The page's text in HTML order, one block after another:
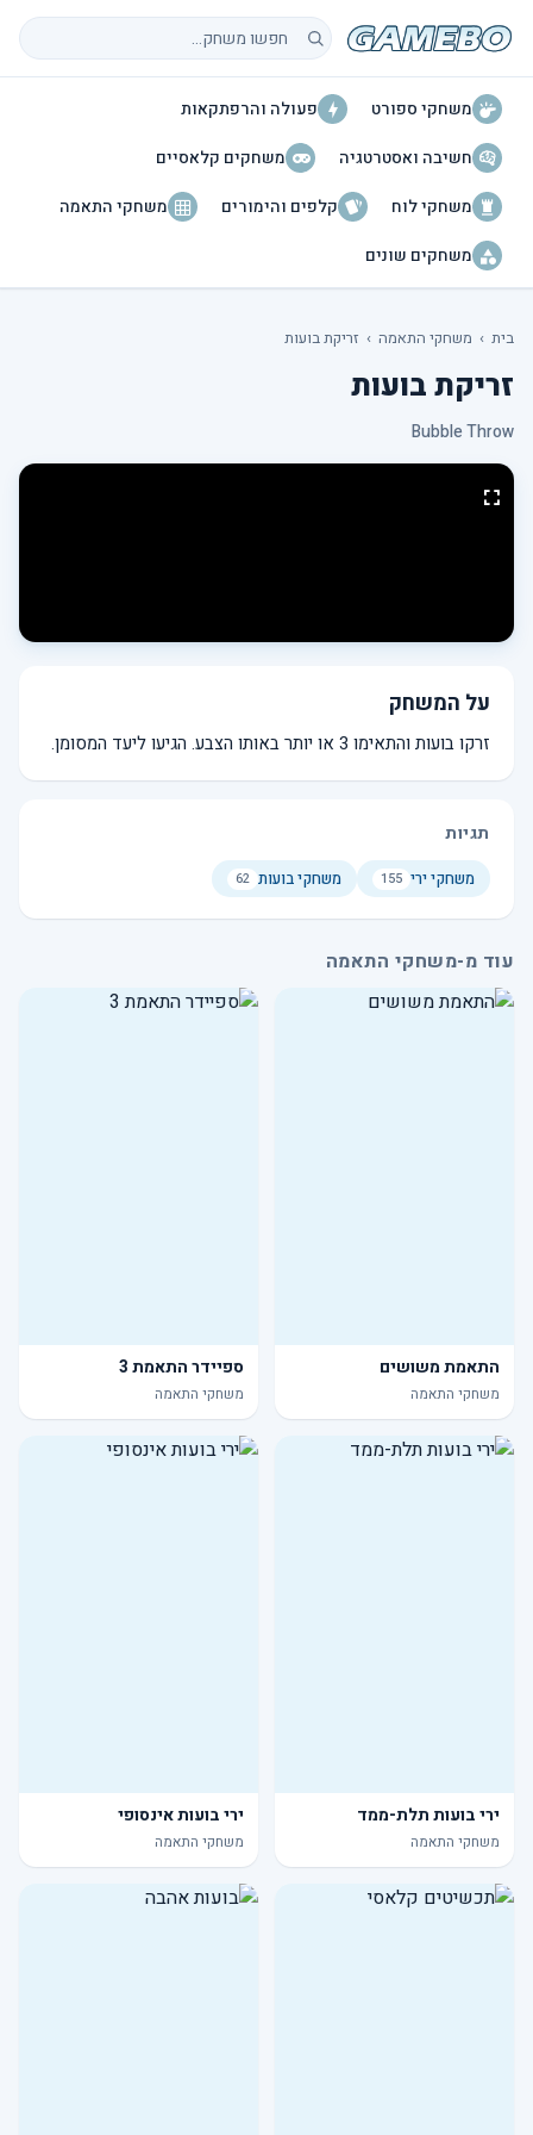
חיפוש משחקים
משחקי ספורט
פעולה והרפתקאות
חשיבה ואסטרטגיה
משחקים קלאסיים
משחקי לוח
קלפים והימורים
משחקי התאמה
משחקים שונים
בית › משחקי התאמה › זריקת בועות
זריקת בועות
Bubble Throw
על המשחק
זרקו בועות והתאימו 3 או יותר באותו הצבע. הגיעו ליעד המסומן.
תגיות
משחקי ירי 155 משחקי בועות 62
עוד מ-משחקי התאמה
התאמת משושים
משחקי התאמה
ספיידר התאמת 3
משחקי התאמה
ירי בועות תלת-ממד
משחקי התאמה
ירי בועות אינסופי
משחקי התאמה